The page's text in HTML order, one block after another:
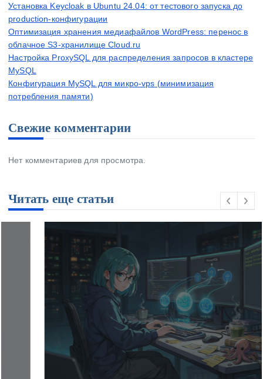
Установка Keycloak в Ubuntu 24.04: от тестового запуска до
production-конфигурации
Оптимизация хранения медиафайлов WordPress: перенос в
облачное S3-хранилище Cloud.ru
Настройка ProxySQL для распределения запросов в кластере
MySQL
Конфигурация MySQL для микро-vps (минимизация
потребления памяти)
Свежие комментарии
Нет комментариев для просмотра.
Читать еще статьи